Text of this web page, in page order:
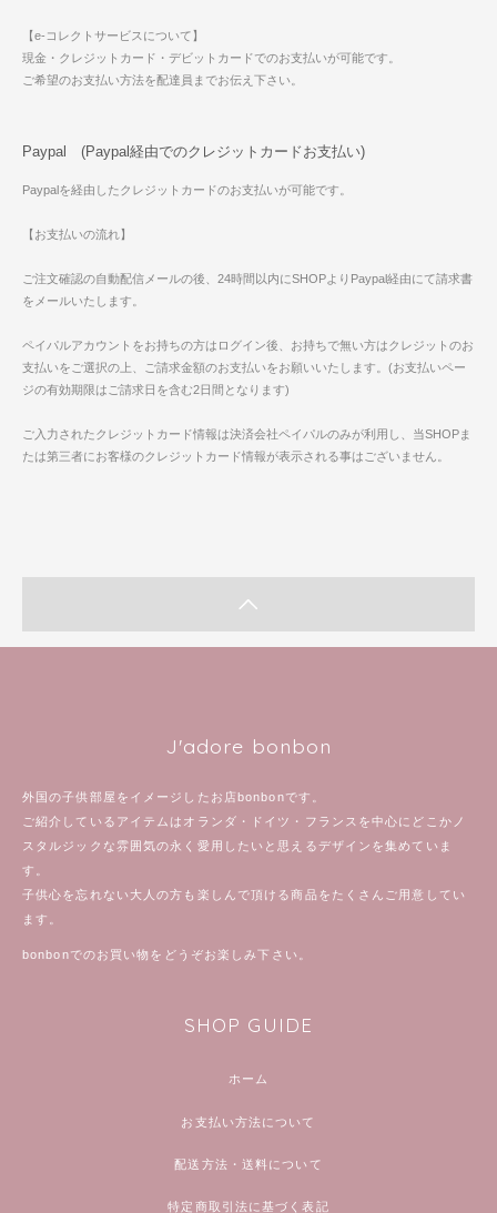
【e-コレクトサービスについて】
現金・クレジットカード・デビットカードでのお支払いが可能です。
ご希望のお支払い方法を配達員までお伝え下さい。
Paypal (Paypal経由でのクレジットカードお支払い)
Paypalを経由したクレジットカードのお支払いが可能です。
【お支払いの流れ】
ご注文確認の自動配信メールの後、24時間以内にSHOPよりPaypal経由にて請求書
をメールいたします。
ペイパルアカウントをお持ちの方はログイン後、お持ちで無い方はクレジットのお
支払いをご選択の上、ご請求金額のお支払いをお願いいたします。(お支払いペー
ジの有効期限はご請求日を含む2日間となります)
ご入力されたクレジットカード情報は決済会社ペイパルのみが利用し、当SHOPま
たは第三者にお客様のクレジットカード情報が表示される事はございません。
J'adore bonbon
外国の子供部屋をイメージしたお店bonbonです。
ご紹介しているアイテムはオランダ・ドイツ・フランスを中心にどこかノ
スタルジックな雰囲気の永く愛用したいと思えるデザインを集めていま
す。
子供心を忘れない大人の方も楽しんで頂ける商品をたくさんご用意してい
ます。
bonbonでのお買い物をどうぞお楽しみ下さい。
SHOP GUIDE
ホーム
お支払い方法について
配送方法・送料について
特定商取引法に基づく表記